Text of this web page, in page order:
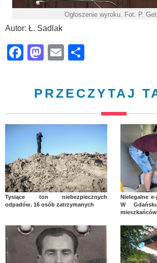
Ogłoszenie wyroku. Fot. P.
Autor: Ł. Sadlak
Facebook
Mastodon
Email
PRZECZYTAJ
Tysiące ton niebezpiecznych
odpadów. 16 osób zatrzymanych
Nielegalne
W